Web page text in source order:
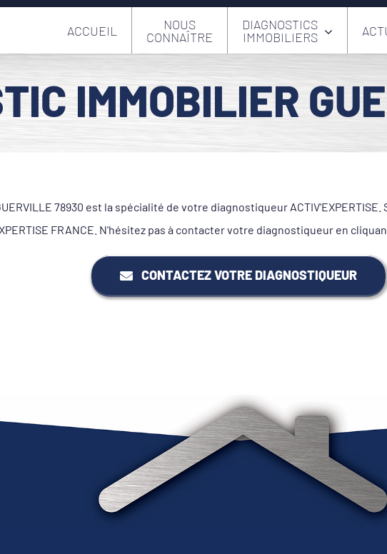
ACCUEIL
NOUS
CONNAÎTRE
DIAGNOSTICS
IMMOBILIERS
IMMOBILIER
78930 est la spécialité de votre diagnostiqueur
FRANCE. N'hésitez pas à contacter votre diagnostiqueur en
CONTACTEZ VOTRE DIAGNOSTIQUEUR